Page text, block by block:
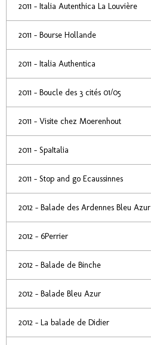
2011 - Italia Autenthica La Louvière
2011 - Bourse Hollande
2011 - Italia Authentica
2011 - Boucle des 3 cités 01/05
2011 - Visite chez Moerenhout
2011 - SpaItalia
2011 - Stop and go Ecaussinnes
2012 - Balade des Ardennes Bleu Azur
2012 - 6Perrier
2012 - Balade de Binche
2012 - Balade Bleu Azur
2012 - La balade de Didier